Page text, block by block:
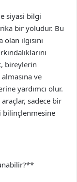
siyasi bilgi
bir yoludur. Bu
olan ilgisini
bireylerin
ve
yardımcı olur.
sadece bir
bilinçlenmesine